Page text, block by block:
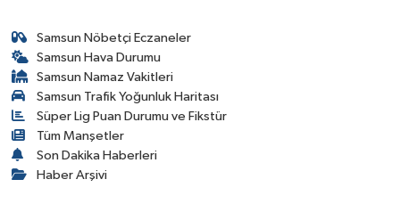
Samsun Nöbetçi Eczaneler
Samsun Hava Durumu
Samsun Namaz Vakitleri
Samsun Trafik Yoğunluk Haritası
Süper Lig Puan Durumu ve Fikstür
Tüm Manşetler
Son Dakika Haberleri
Haber Arşivi